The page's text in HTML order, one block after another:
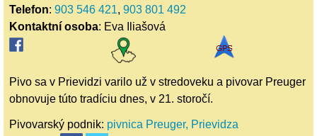
Telefon: 903 546 421, 903 801 492
Kontaktní osoba: Eva Iliašová
Pivo sa v Prievidzi varilo už v stredoveku a pivovar Preuger
obnovuje túto tradíciu dnes, v 21. storočí.
Pivovarský podnik: pivnica Preuger, Prievidza